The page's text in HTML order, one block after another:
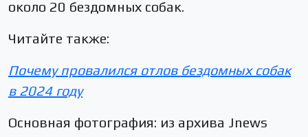
около 20 бездомных собак.
Читайте также:
Почему провалился отлов бездомных собак
в 2024 году
Основная фотография: из архива Jnews